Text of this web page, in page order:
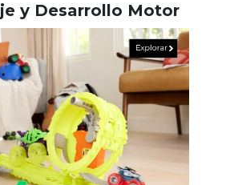
y Desarrollo Motor